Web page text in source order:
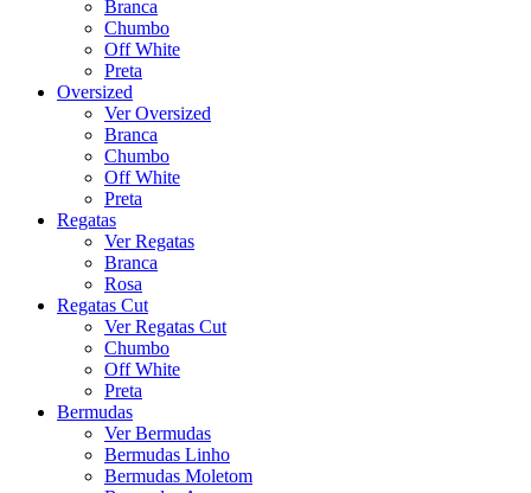
Branca
Chumbo
Off White
Preta
Oversized
Ver Oversized
Branca
Chumbo
Off White
Preta
Regatas
Ver Regatas
Branca
Rosa
Regatas Cut
Ver Regatas Cut
Chumbo
Off White
Preta
Bermudas
Ver Bermudas
Bermudas Linho
Bermudas Moletom